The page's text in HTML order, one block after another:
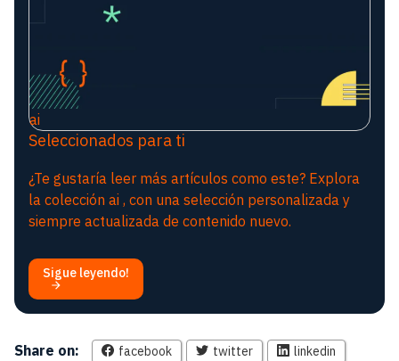
ai
Seleccionados para ti
¿Te gustaría leer más artículos como este? Explora
la colección ai , con una selección personalizada y
siempre actualizada de contenido nuevo.
Sigue leyendo!
Share on: facebook twitter linkedin